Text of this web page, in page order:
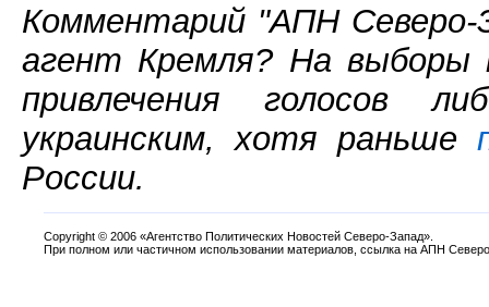
Комментарий "АПН
агент Кремля? На выборы
привлечения голосов
украинским, хотя раньше
России.
Copyright © 2006 «Агентство Политических Новостей Северо-Запад».
При полном или частичном использовании материалов, ссылка на АПН